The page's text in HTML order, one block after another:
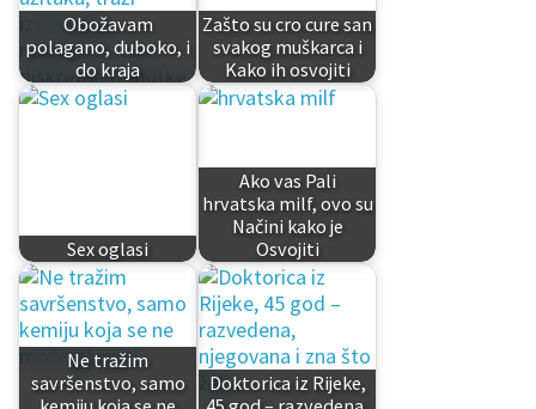
Obožavam
polagano, duboko, i
do kraja
Zašto su cro cure san
svakog muškarca i
Kako ih osvojiti
Sex oglasi
Ako vas Pali
hrvatska milf, ovo su
Načini kako je
Osvojiti
Ne tražim
savršenstvo, samo
Doktorica iz Rijeke,